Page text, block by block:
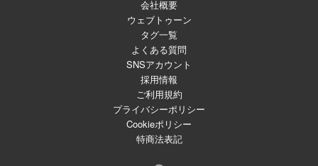
会社概要
ウェブトゥーン
タグ一覧
よくある質問
SNSアカウント
採用情報
ご利用規約
プライバシーポリシー
Cookieポリシー
特商法表記